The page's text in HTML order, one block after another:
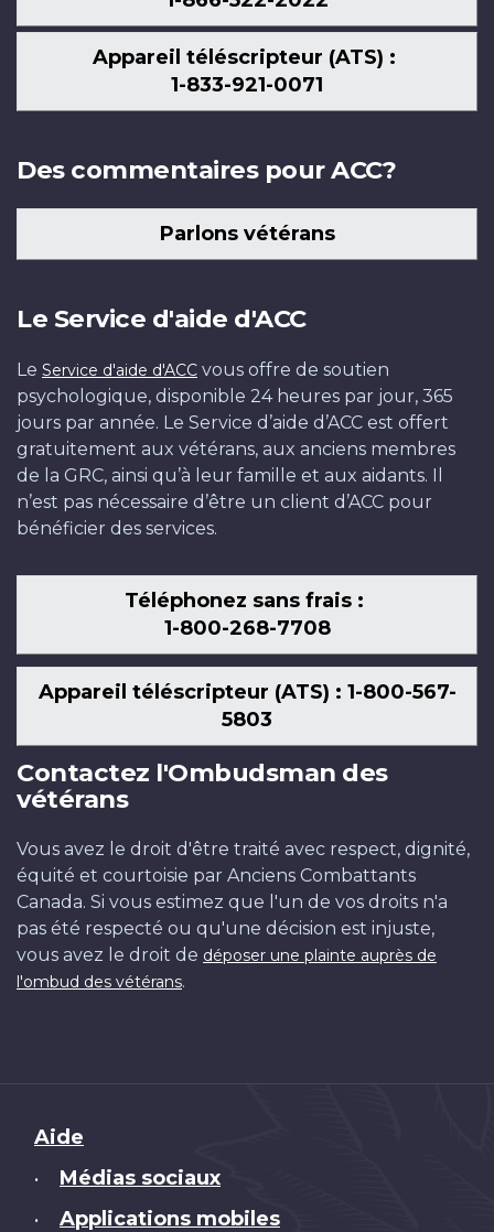
Appareil téléscripteur (ATS) :
1-833-921-0071
Des commentaires pour ACC?
Parlons vétérans
Le Service d'aide d'ACC
Le Service d'aide d'ACC vous offre de soutien
psychologique, disponible 24 heures par jour, 365
jours par année. Le Service d’aide d’ACC est offert
gratuitement aux vétérans, aux anciens membres
de la GRC, ainsi qu’à leur famille et aux aidants. Il
n’est pas nécessaire d’être un client d’ACC pour
bénéficier des services.
Téléphonez sans frais :
1-800-268-7708
Appareil téléscripteur (ATS) : 1-800-567-
5803
Contactez l'Ombudsman des
vétérans
Vous avez le droit d'être traité avec respect, dignité,
équité et courtoisie par Anciens Combattants
Canada. Si vous estimez que l'un de vos droits n'a
pas été respecté ou qu'une décision est injuste,
vous avez le droit de déposer une plainte auprès de
l'ombud des vétérans.
Brand
Aide
• Médias sociaux
• Applications mobiles